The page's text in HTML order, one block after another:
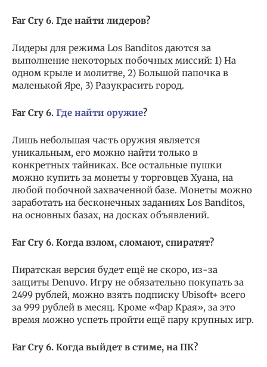
Far Cry 6. Где найти лидеров?
Лидеры для режима Los Banditos даются за
выполнение некоторых побочных миссий: 1) На
одном крыле и молитве, 2) Большой папочка в
маленькой Яре, 3) Разукрасить город.
Far Cry 6. Где найти оружие?
Лишь небольшая часть оружия является
уникальным, его можно найти только в
конкретных тайниках. Все остальные пушки
можно купить за монеты у торговцев Хуана, на
любой побочной захваченной базе. Монеты можно
заработать на бесконечных заданиях Los Banditos,
на основных базах, на досках объявлений.
Far Cry 6. Когда взлом, сломают, спиратят?
Пиратская версия будет ещё не скоро, из-за
защиты Denuvo. Игру не обязательно покупать за
2499 рублей, можно взять подписку Ubisoft+ всего
за 999 рублей в месяц. Кроме «Фар Края», за это
время можно успеть пройти ещё пару крупных игр.
Far Cry 6. Когда выйдет в стиме, на ПК?